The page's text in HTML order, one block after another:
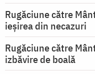
Rugăciune către
ieşirea din necazuri
Rugăciune către
izbăvire de boală